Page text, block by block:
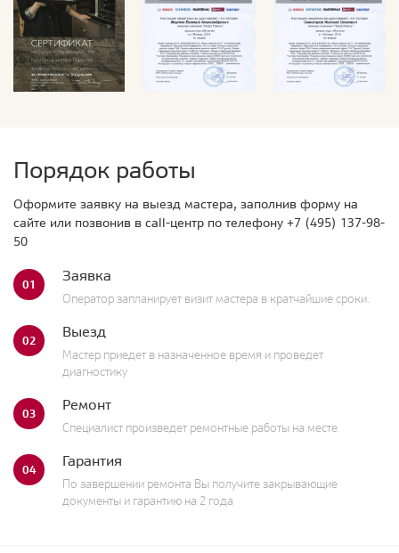
Порядок работы
Оформите заявку на выезд мастера, заполнив форму на
сайте или позвонив в call-центр по телефону +7 (495) 137-98-
50
01 Заявка
Оператор запланирует визит мастера в кратчайшие сроки.
02 Выезд
Мастер приедет в назначенное время и проведет
диагностику
03 Ремонт
Специалист произведет ремонтные работы на месте
04 Гарантия
По завершении ремонта Вы получите закрывающие
документы и гарантию на 2 года